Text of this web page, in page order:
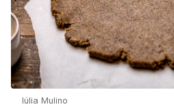
Iúlia Mulino